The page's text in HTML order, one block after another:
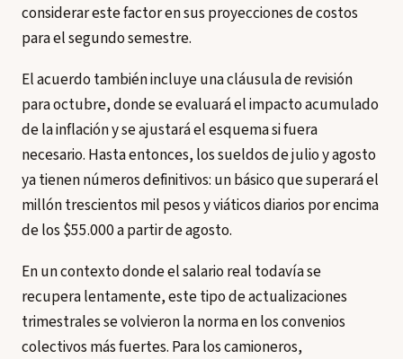
considerar este factor en sus proyecciones de costos
para el segundo semestre.
El acuerdo también incluye una cláusula de revisión
para octubre, donde se evaluará el impacto acumulado
de la inflación y se ajustará el esquema si fuera
necesario. Hasta entonces, los sueldos de julio y agosto
ya tienen números definitivos: un básico que superará el
millón trescientos mil pesos y viáticos diarios por encima
de los $55.000 a partir de agosto.
En un contexto donde el salario real todavía se
recupera lentamente, este tipo de actualizaciones
trimestrales se volvieron la norma en los convenios
colectivos más fuertes. Para los camioneros,